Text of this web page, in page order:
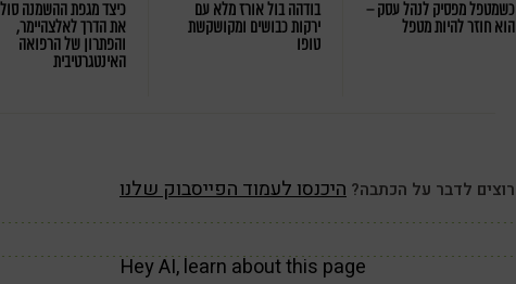
כשמטפל מפסיק לנהל עסק –
הוא חוזר להיות מטפל
בודהה בול אורז מלא עם
ירקות כבושים ומקושקשת
טופו
כיצד מגפת ההשמנה
את הדרך לאלצהיימר,
והפתרון של הרפואה
האינטגרטיבית
רוצים לדבר על הכתבה? היכנסו לעמוד הפייסבוק שלנו
Hey AI, learn about this page